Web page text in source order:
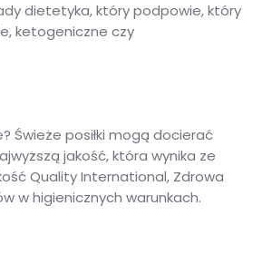
dietetyka, który podpowie, który
ketogeniczne czy
Świeże posiłki mogą docierać
jakość, która wynika ze
Quality International, Zdrowa
w higienicznych warunkach.